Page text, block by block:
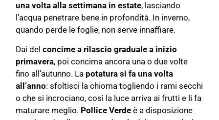
una volta alla settimana in estate, lasciando
l’acqua penetrare bene in profondità. In inverno,
quando perde le foglie, non serve innaffiare.
Dai delconcime a rilascio graduale a inizio
primavera, poi concima ancora una o due volte
fino all’autunno. La potatura si fa una volta
all’anno: sfoltisci la chioma togliendo i rami secchi
o che si incrociano, così la luce arriva ai frutti e li fa
maturare meglio. Pollice Verde è a disposizione